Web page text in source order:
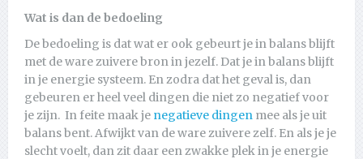
Wat is dan de bedoeling
De bedoeling is dat wat er ook gebeurt je in balans blijft
met de ware zuivere bron in jezelf. Dat je in balans blijft
in je energie systeem. En zodra dat het geval is, dan
gebeuren er heel veel dingen die niet zo negatief voor
je zijn. In feite maak je negatieve dingen mee als je uit
balans bent. Afwijkt van de ware zuivere zelf. En als je je
slecht voelt, dan zit daar een zwakke plek in je energie